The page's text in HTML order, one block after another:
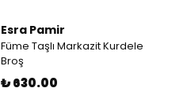
Esra Pamir
Füme Taşlı Markazit Kurdele
Broş
₺ 630.00